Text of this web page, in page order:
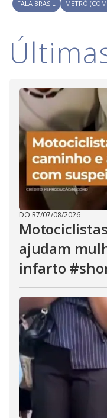
d
o
FALA BRASIL METRÔ
DO R7/07/08/2026
ajudam
infarto